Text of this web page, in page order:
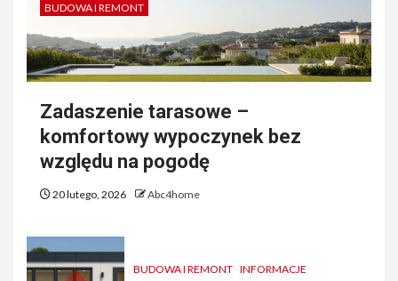
BUDOWA I REMONT
Zadaszenie tarasowe –
komfortowy wypoczynek bez
względu na pogodę
20 lutego, 2026 Abc4home
BUDOWA I REMONT INFORMACJE